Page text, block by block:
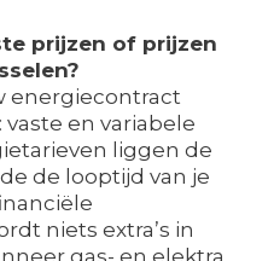
prijzen of prijzen
energiecontract
en variabele
liggen de
de looptijd van je
niets extra’s in
gas- en elektra